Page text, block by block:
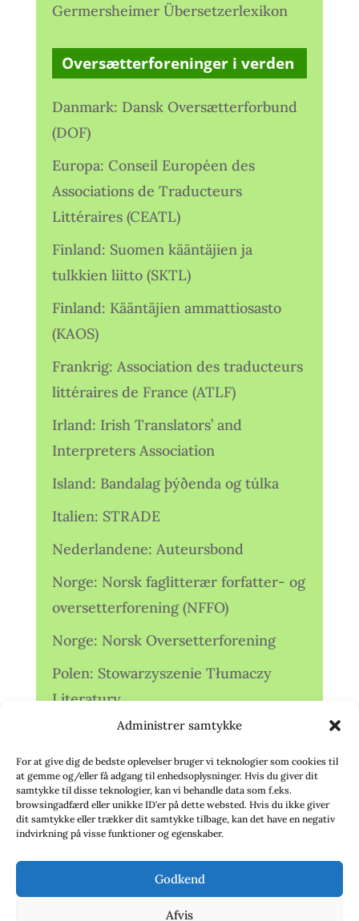
Administrer samtykke
For at give dig de bedste oplevelser bruger vi teknologier som cookies til
at gemme og/eller få adgang til enhedsoplysninger. Hvis du giver dit
samtykke til disse teknologier, kan vi behandle data som f.eks.
browsingadfærd eller unikke ID'er på dette websted. Hvis du ikke giver
dit samtykke eller trækker dit samtykke tilbage, kan det have en negativ
indvirkning på visse funktioner og egenskaber.
Godkend
Afvis
Germersheimer Übersetzerlexikon
Oversætterforeninger i verden
Danmark: Dansk Oversætterforbund
(DOF)
Europa: Conseil Européen des
Associations de Traducteurs
Littéraires (CEATL)
Finland: Suomen kääntäjien ja
tulkkien liitto (SKTL)
Finland: Kääntäjien ammattiosasto
(KAOS)
Frankrig: Association des traducteurs
littéraires de France (ATLF)
Irland: Irish Translators’ and
Interpreters Association
Island: Bandalag þýðenda og túlka
Italien: STRADE
Nederlandene: Auteursbond
Norge: Norsk faglitterær forfatter- og
oversetterforening (NFFO)
Norge: Norsk Oversetterforening
Polen: Stowarzyszenie Tłumaczy
Literatury
Storbritannien: Translators
Association (TA)
Sverige: Översättarsektionen (Ö.)
Sverige: Översättarcentrum (ÖC)
deutschsprachiger Übersetzer (VdÜ)